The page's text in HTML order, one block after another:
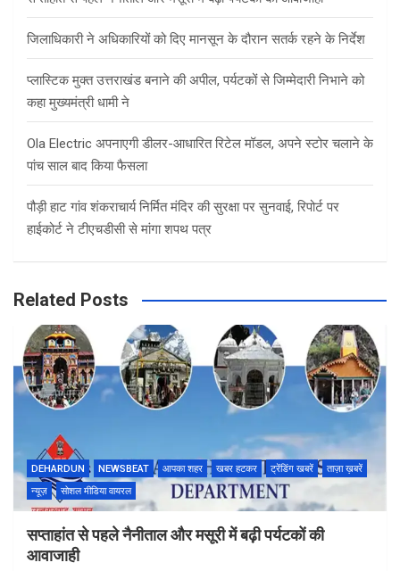
जिलाधिकारी ने अधिकारियों को दिए मानसून के दौरान सतर्क रहने के निर्देश
प्लास्टिक मुक्त उत्तराखंड बनाने की अपील, पर्यटकों से जिम्मेदारी निभाने को
कहा मुख्यमंत्री धामी ने
Ola Electric अपनाएगी डीलर-आधारित रिटेल मॉडल, अपने स्टोर चलाने के
पांच साल बाद किया फैसला
पौड़ी हाट गांव शंकराचार्य निर्मित मंदिर की सुरक्षा पर सुनवाई, रिपोर्ट पर
हाईकोर्ट ने टीएचडीसी से मांगा शपथ पत्र
Related Posts
DEHARDUN NEWSBEAT आपका शहर खबर हटकर ट्रेंडिंग खबरें
ताज़ा ख़बरें
न्यूज़
सोशल मीडिया वायरल
सप्ताहांत से पहले नैनीताल और मसूरी में बढ़ी पर्यटकों की
आवाजाही